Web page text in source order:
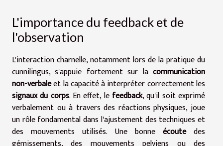
L'importance du feedback et de
l'observation
L'interaction charnelle, notamment lors de la pratique du
cunnilingus, s'appuie fortement sur la communication
non-verbaleet la capacité à interpréter correctement les
signaux du corps. En effet, le feedback, qu'il soit exprimé
verbalement ou à travers des réactions physiques, joue
un rôle fondamental dans l'ajustement des techniques et
des mouvements utilisés. Une bonne écoutedes